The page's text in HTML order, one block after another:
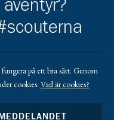
https://
på ett bra sätt. Genom
cookies. Vad är cookies?